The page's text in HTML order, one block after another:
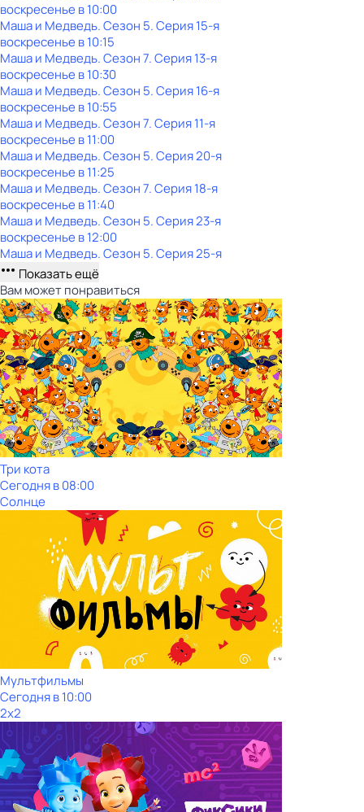
воскресенье в10:00
Маша и Медведь. Сезон 5. Серия 15-я
воскресенье в10:15
Маша и Медведь. Сезон 7. Серия 13-я
воскресенье в10:30
Маша и Медведь. Сезон 5. Серия 16-я
воскресенье в10:55
Маша и Медведь. Сезон 7. Серия 11-я
воскресенье в11:00
Маша и Медведь. Сезон 5. Серия 20-я
воскресенье в11:25
Маша и Медведь. Сезон 7. Серия 18-я
воскресенье в11:40
Маша и Медведь. Сезон 5. Серия 23-я
воскресенье в12:00
Маша и Медведь. Сезон 5. Серия 25-я
Показать ещё
Вам может понравиться
Три кота
Сегодня в 08:00
Солнце
Мультфильмы
Сегодня в 10:00
2x2